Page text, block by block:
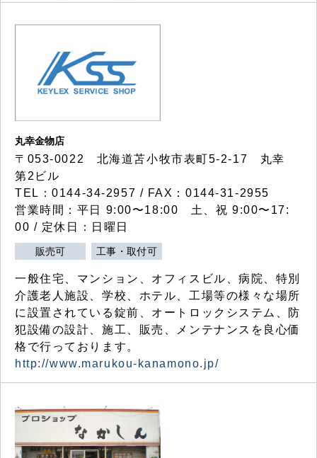
丸幸金物店
〒053-0022 北海道苫小牧市表町5-2-17 丸幸
第2ビル
TEL：0144-34-2957 / FAX：0144-31-2955
営業時間：平日 9:00〜18:00 土、祝 9:00〜17:
00 / 定休日：日曜日
販売可 工事・取付可
一般住宅、マンション、オフィスビル、病院、特別
介護老人施設、学校、ホテル、工場等の様々な場所
に設置されている錠前、オートロックシステム、防
犯設備の設計、施工、販売、メンテナンスを良心価
格で行っております。
http://www.marukou-kanamono.jp/